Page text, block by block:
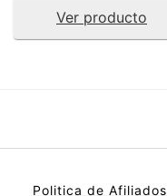
Ver producto
Politica de Afiliados